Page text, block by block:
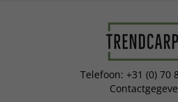
Telefoon: +31 (0) 70